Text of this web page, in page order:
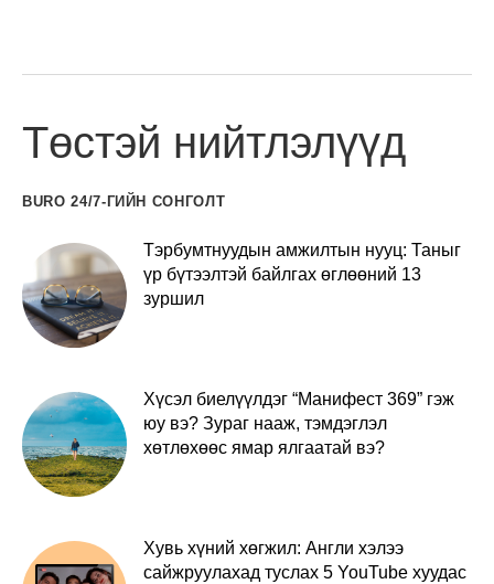
Төстэй нийтлэлүүд
BURO 24/7-ГИЙН СОНГОЛТ
Тэрбумтнуудын амжилтын нууц: Таныг
үр бүтээлтэй байлгах өглөөний 13
зуршил
Хүсэл биелүүлдэг “Манифест 369” гэж
юу вэ? Зураг нааж, тэмдэглэл
хөтлөхөөс ямар ялгаатай вэ?
Хувь хүний хөгжил: Англи хэлээ
сайжруулахад туслах 5 YouTube хуудас